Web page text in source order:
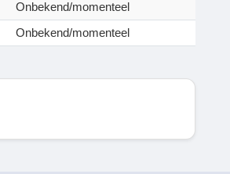
Onbekend/momenteel
Onbekend/momenteel